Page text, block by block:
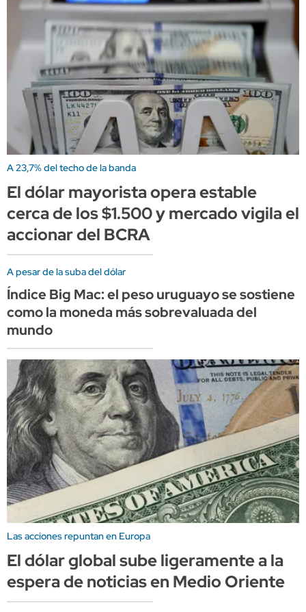
A 23,7% del techo de la banda
El dólar mayorista opera estable
cerca de los $1.500 y mercado vigila el
accionar del BCRA
A pesar de la suba del dólar
Índice Big Mac: el peso uruguayo se sostiene
como la moneda más sobrevaluada del
mundo
Las acciones repuntan en Europa
El dólar global sube ligeramente a la
espera de noticias en Medio Oriente